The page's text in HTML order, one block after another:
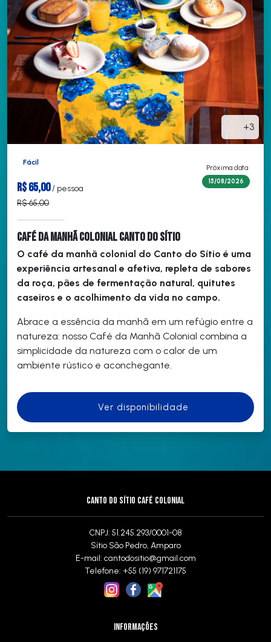
+3
Próxima data
15/08/2026
Fácil
R$ 65,00/ pessoa
R$ 65,00
Café da Manhã Colonial Canto do Sítio
O café da manhã colonial do Canto do Sítio é uma
experiência artesanal e afetiva, repleta de sabores
da roça, pães de fermentação natural, quitutes
caseiros e o acolhimento da vida no campo.
Abrace a essência da manhã em um refúgio entre a
natureza: nosso Café da Manhã Colonial combina a
simplicidade da natureza com o calor de um
ambiente rústico e aconchegante.
Ver disponibilidade
CANTO DO SÍTIO CAFÉ COLONIAL
CNPJ: 51.245.293/0001-08
Sítio São Pedro, Amparo
E-mail: cantodositio@gmail.com
Telefone: +55 (19) 971721175
INFORMAÇÕES